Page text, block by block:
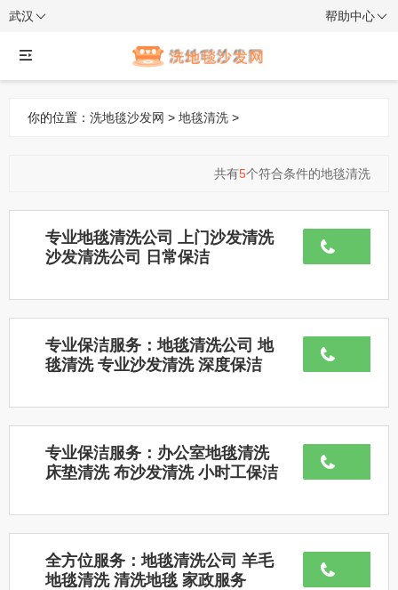
武汉 帮助中心
你的位置： 洗地毯沙发网 > 地毯清洗 >
共有5个符合条件的地毯清洗
专业地毯清洗公司 上门沙发清洗
沙发清洗公司 日常保洁
专业保洁服务：地毯清洗公司 地
毯清洗 专业沙发清洗 深度保洁
专业保洁服务：办公室地毯清洗
床垫清洗 布沙发清洗 小时工保洁
全方位服务：地毯清洗公司 羊毛
地毯清洗 清洗地毯 家政服务